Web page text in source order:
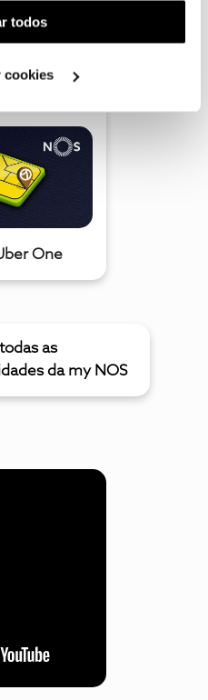
Pode gerir a
em "Configurar
todos
cookies
One
as
da my NOS